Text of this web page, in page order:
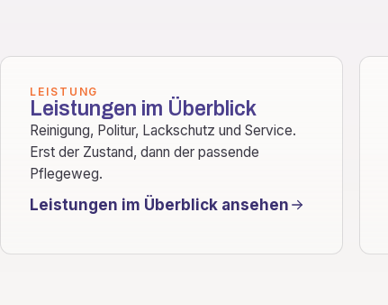
LEISTUNG
Leistungen im Überblick
Reinigung, Politur, Lackschutz und Service.
Erst der Zustand, dann der passende
Pflegeweg.
Leistungen im Überblick ansehen